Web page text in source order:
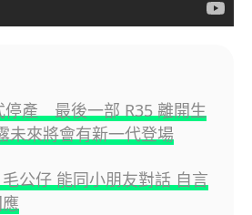
停產 最後一部 R35 離開生
來將會有新一代登場
公仔 能同小朋友對話 自言